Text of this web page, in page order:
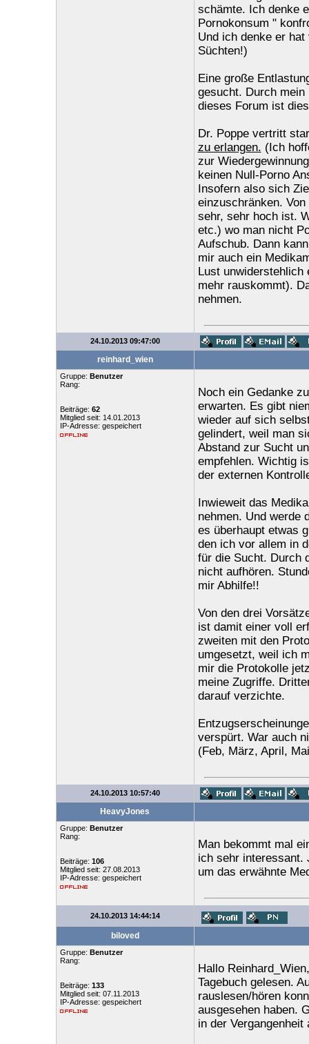
schämte. Ich denke
Pornokonsum "
Und ich denke er
Süchten!)
Eine große
gesucht. Durch mein
dieses Forum ist
Dr. Poppe vertritt
zu erlangen. (Ich
zur
keinen Null-Porno
Insofern also sich
einzuschränken.
sehr, sehr hoch ist.
etc.) wo man nicht
Aufschub. Dann
mir auch ein
Lust unwiderstehlich
mehr rauskommt).
nehmen.
24.10.2013 09:47:00
reinhard_wien
Gruppe: Benutzer
Rang:
Beiträge: 62
Mitglied seit: 14.01.2013
IP-Adresse: gespeichert
Noch ein Gedanke
erwarten. Es gibt
wieder auf sich
gelindert, weil man
Abstand zur Sucht
empfehlen. Wichtig
der externen
Inwieweit das
nehmen. Und werde
es überhaupt etwas
den ich vor allem in
für die Sucht. Durch
nicht aufhören.
mir Abhilfe!!
Von den drei
ist damit einer voll
zweiten mit den
umgesetzt, weil ich
mir die Protokolle
meine Zugriffe.
darauf verzichte.
verspürt. War auch
(Feb, März, April,
24.10.2013 10:57:40
HeavyJones
Gruppe: Benutzer
Rang:
Beiträge: 106
Mitglied seit: 27.08.2013
IP-Adresse: gespeichert
Man bekommt mal
ich sehr interessant.
um das erwähnte
24.10.2013 14:44:14
biloved
Gruppe: Benutzer
Rang:
Beiträge: 133
Mitglied seit: 07.11.2013
IP-Adresse: gespeichert
Hallo
Tagebuch gelesen.
rauslesen/hören
ausgesehen haben.
in der Vergangenheit